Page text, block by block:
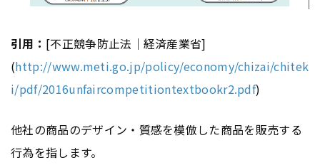
引用： [不正競争防止法｜経済産業省]
(http://www.meti.go.jp/policy/economy/chizai/chitek
i/pdf/2016unfaircompetitiontextbookr2.pdf)
他社の商品のデザイン・質感を模倣した商品を販売する
行為を指します。